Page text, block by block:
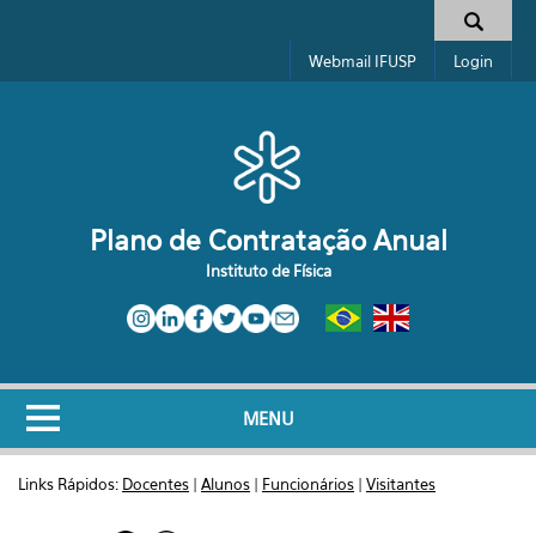
Formulário de busca
Webmail IFUSP Login
Plano de Contratação Anual
Instituto de Física
MENU
Links Rápidos: Docentes | Alunos | Funcionários | Visitantes